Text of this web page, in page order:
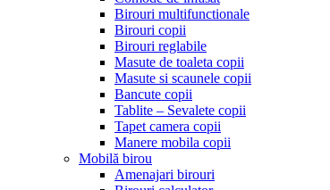
Birouri multifunctionale
Birouri copii
Birouri reglabile
Masute de toaleta copii
Masute si scaunele copii
Bancute copii
Tablite – Sevalete copii
Tapet camera copii
Manere mobila copii
Mobilă birou
Amenajari birouri